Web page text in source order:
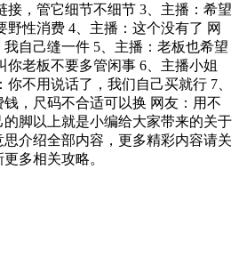
接，管它细节不细节 3、主播：希望
野性消费 4、主播：这个没有了 网
自己缝一件 5、主播：老板也希望
你老板不要多管闲事 6、主播小姐
不用说话了，我们自己买就行 7、
，尺码不合适可以换 网友：用不
脚以上就是小编给大家带来的关于
介绍全部内容，更多精彩内容请关
多相关攻略。